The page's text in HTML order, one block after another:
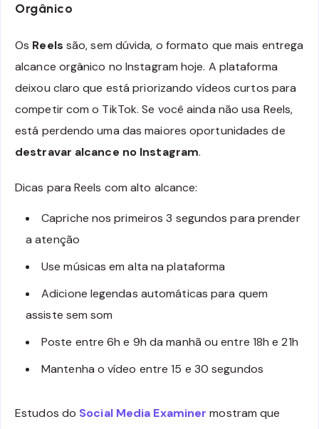
Orgânico
Os Reels são, sem dúvida, o formato que mais entrega
alcance orgânico no Instagram hoje. A plataforma
deixou claro que está priorizando vídeos curtos para
competir com o TikTok. Se você ainda não usa Reels,
está perdendo uma das maiores oportunidades de
destravar alcance no Instagram.
Dicas para Reels com alto alcance:
Capriche nos primeiros 3 segundos para prender
a atenção
Use músicas em alta na plataforma
Adicione legendas automáticas para quem
assiste sem som
Poste entre 6h e 9h da manhã ou entre 18h e 21h
Mantenha o vídeo entre 15 e 30 segundos
Estudos do Social Media Examiner mostram que